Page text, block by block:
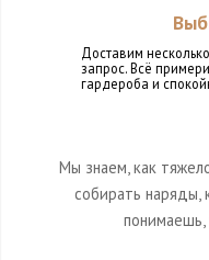
Доставим
запрос. Всё
гардероба и
Мы знаем, как
собирать
понимаешь,